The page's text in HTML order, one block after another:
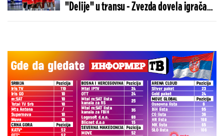
"Delije" u transu - Zvezda dovela igrača
Real Madrida!